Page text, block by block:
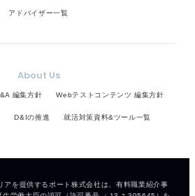
アドバイザー一覧
About Us
編集方針 Webテストコンテンツ 編集方針
D&Iの推進 就活対策資料&ツール一覧